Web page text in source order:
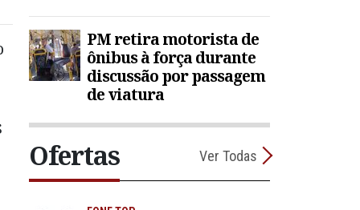
PM retira motorista de
ônibus à força durante
discussão por passagem
de viatura
Ofertas Ver Todas